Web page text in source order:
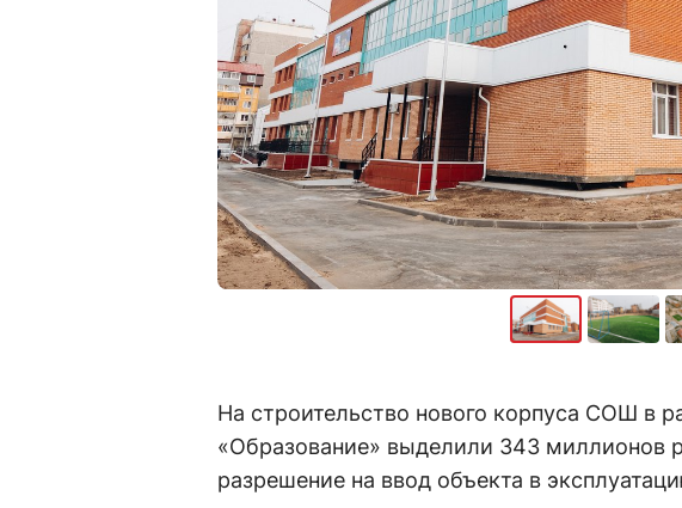
На строительство нового корпуса СОШ в
«Образование» выделили 343 миллионов
разрешение на ввод объекта в